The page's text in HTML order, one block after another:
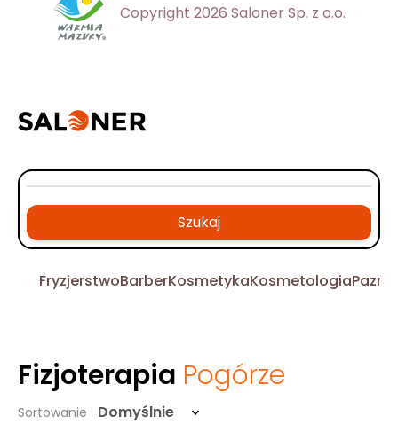
Copyright 2026 Saloner Sp. z o.o.
Szukaj
FryzjerstwoBarberKosmetykaKosmetologia
Fizjoterapia Pogórze
Sortowanie Domyślnie